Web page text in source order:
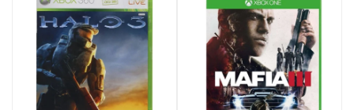
Juegos
Accesorios